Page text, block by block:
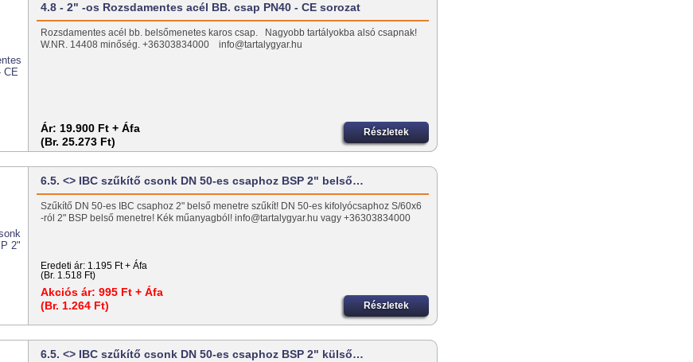
4.8 - 2" -os Rozsdamentes acél BB. csap PN40 - CE sorozat
Rozsdamentes acél bb. belsőmenetes karos csap. Nagyobb tartályokba alsó csapnak!
W.NR. 14408 minőség. +36303834000 info@tartalygyar.hu
Ár: 19.900 Ft + Áfa
(Br. 25.273 Ft)
Részletek
6.5. <> IBC szűkítő csonk DN 50-es csaphoz BSP 2" belső…
Szűkítő DN 50-es IBC csaphoz 2" belső menetre szűkít! DN 50-es kifolyócsaphoz S/60x6
-ról 2" BSP belső menetre! Kék műanyagból! info@tartalygyar.hu vagy +36303834000
Eredeti ár: 1.195 Ft + Áfa
(Br. 1.518 Ft)
Akciós ár: 995 Ft + Áfa
(Br. 1.264 Ft)
Részletek
6.5. <> IBC szűkítő csonk DN 50-es csaphoz BSP 2" külső…